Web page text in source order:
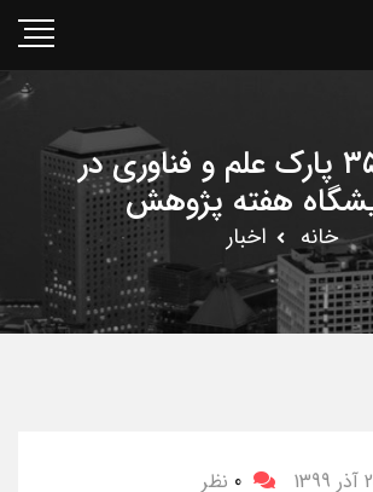
حضور ۳۵ پارک علم و فناوری در
هفته پژوهش
خانه اخبار
0 نظر